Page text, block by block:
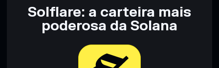
Solflare: a carteira mais
poderosa da Solana